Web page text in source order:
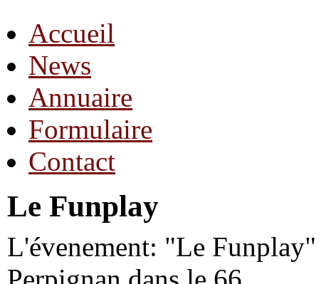
Accueil
News
Annuaire
Formulaire
Contact
Le Funplay
L'évenement: "Le